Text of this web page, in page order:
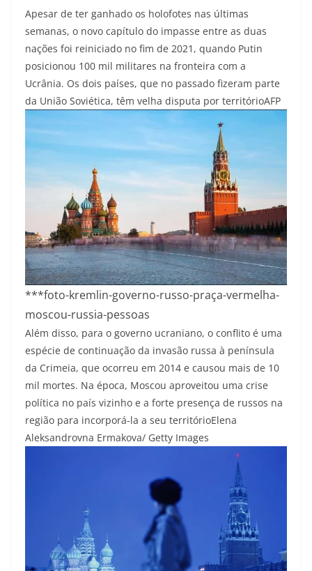
Apesar de ter ganhado os holofotes nas últimas
semanas, o novo capítulo do impasse entre as duas
nações foi reiniciado no fim de 2021, quando Putin
posicionou 100 mil militares na fronteira com a
Ucrânia. Os dois países, que no passado fizeram parte
da União Soviética, têm velha disputa por territórioAFP
***foto-kremlin-governo-russo-praça-vermelha-
moscou-russia-pessoas
Além disso, para o governo ucraniano, o conflito é uma
espécie de continuação da invasão russa à península
da Crimeia, que ocorreu em 2014 e causou mais de 10
mil mortes. Na época, Moscou aproveitou uma crise
política no país vizinho e a forte presença de russos na
região para incorporá-la a seu territórioElena
Aleksandrovna Ermakova/ Getty Images